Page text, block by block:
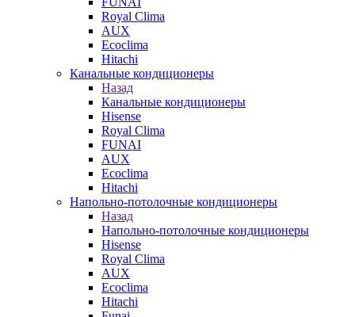
Royal Clima
AUX
Ecoclima
Hitachi
Канальные кондиционеры
Назад
Канальные кондиционеры
Hisense
Royal Clima
FUNAI
AUX
Ecoclima
Hitachi
Напольно-потолочные кондиционеры
Назад
Напольно-потолочные кондиционеры
Hisense
Royal Clima
AUX
Ecoclima
Hitachi